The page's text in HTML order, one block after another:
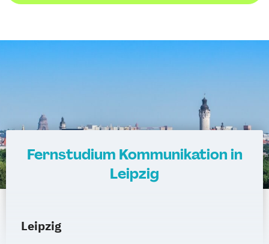
Fernstudium Kommunikation in
Leipzig
Leipzig